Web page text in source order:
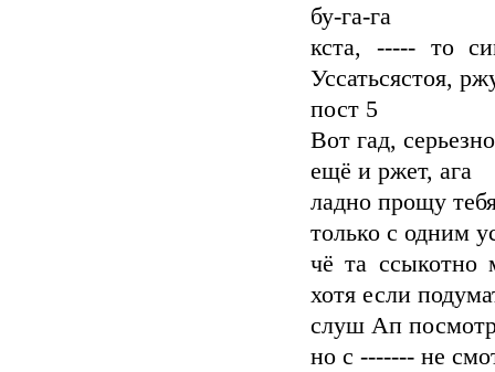
бу-га-га
кста, ----- то
Уссатьсястоя,
пост 5
Вот гад, серьезно
ещё и ржет, ага
ладно прощу
только с одним
чё та ссыкотно
хотя если
слуш Ап
но с ------- не